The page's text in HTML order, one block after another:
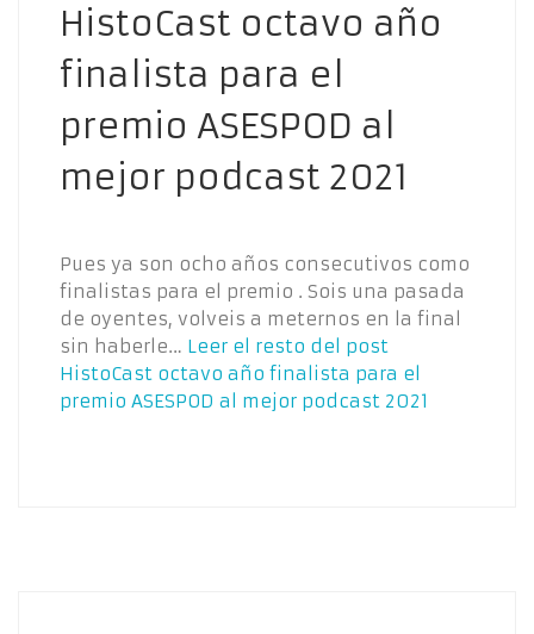
HistoCast octavo año
finalista para el
premio ASESPOD al
mejor podcast 2021
Pues ya son ocho años consecutivos como
finalistas para el premio . Sois una pasada
de oyentes, volveis a meternos en la final
sin haberle… Leer el resto del post
HistoCast octavo año finalista para el
premio ASESPOD al mejor podcast 2021